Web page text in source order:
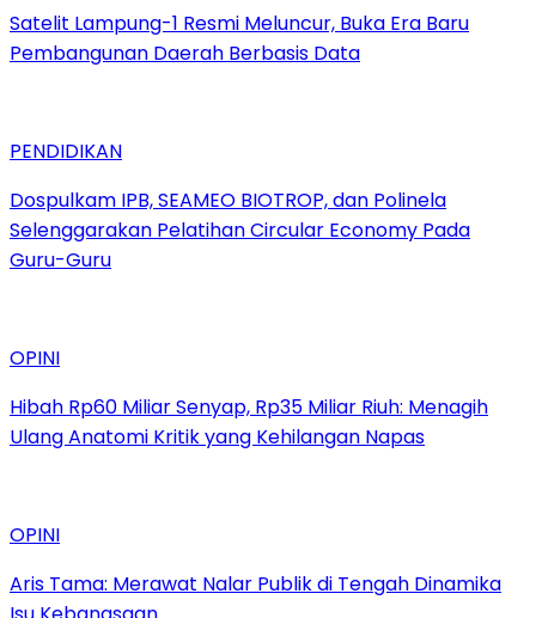
Satelit Lampung-1 Resmi Meluncur, Buka Era Baru
Pembangunan Daerah Berbasis Data
PENDIDIKAN
Dospulkam IPB, SEAMEO BIOTROP, dan Polinela
Selenggarakan Pelatihan Circular Economy Pada
Guru-Guru
OPINI
Hibah Rp60 Miliar Senyap, Rp35 Miliar Riuh: Menagih
Ulang Anatomi Kritik yang Kehilangan Napas
OPINI
Aris Tama: Merawat Nalar Publik di Tengah Dinamika